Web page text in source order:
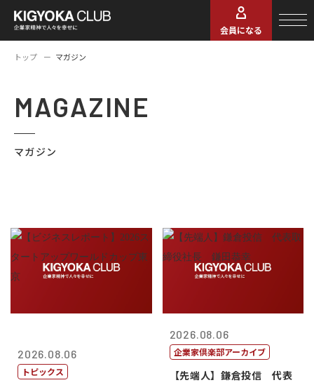
会員になる
トップ マガジン
MAGAZINE
マガジン
2026.08.06
トピックス
2026.08.06
企業家倶楽部アーカイブ
【先端人】鎌倉投信 代表